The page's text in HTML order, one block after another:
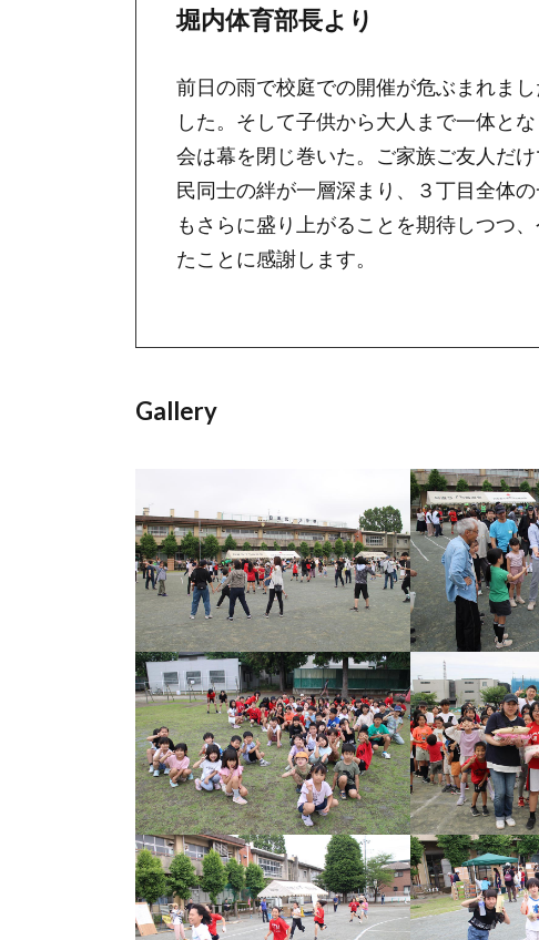
堀内体育部長より
前日の雨で校庭での開催が危ぶまれま
した。そして子供から大人まで一体と
会は幕を閉じ巻いた。ご家族ご友人だ
民同士の絆が一層深まり、３丁目全体
もさらに盛り上がることを期待しつつ
たことに感謝します。
Gallery